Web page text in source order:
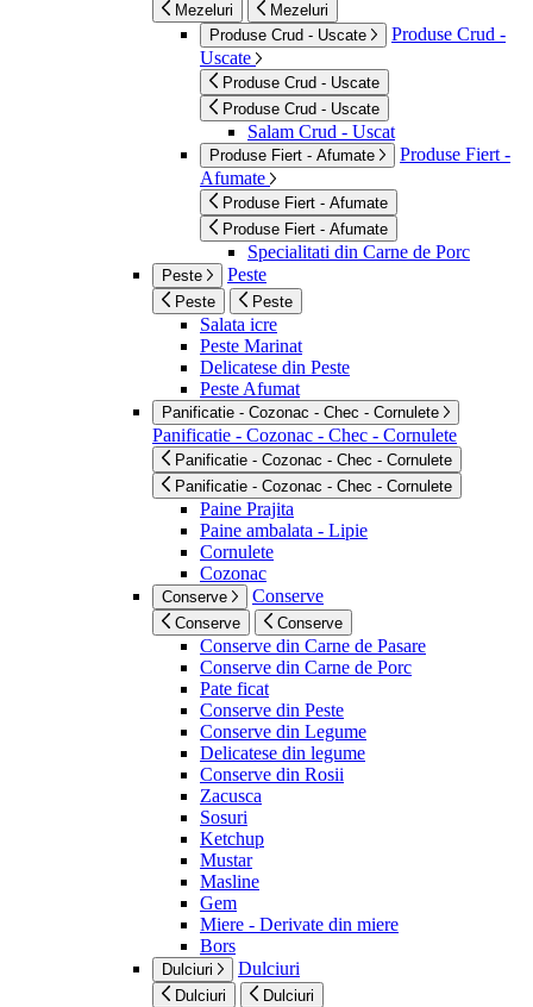
Mezeluri
Mezeluri
Produse Crud - Uscate
Produse Crud -
Uscate
Produse Crud - Uscate
Produse Crud - Uscate
Salam Crud - Uscat
Produse Fiert - Afumate
Produse Fiert -
Afumate
Produse Fiert - Afumate
Produse Fiert - Afumate
Specialitati din Carne de Porc
Peste Peste
Peste Peste
Salata icre
Peste Marinat
Delicatese din Peste
Peste Afumat
Panificatie - Cozonac - Chec - Cornulete
Panificatie - Cozonac - Chec - Cornulete
Panificatie - Cozonac - Chec - Cornulete
Panificatie - Cozonac - Chec - Cornulete
Paine Prajita
Paine ambalata - Lipie
Cornulete
Cozonac
Conserve Conserve
Conserve Conserve
Conserve din Carne de Pasare
Conserve din Carne de Porc
Pate ficat
Conserve din Peste
Conserve din Legume
Delicatese din legume
Conserve din Rosii
Zacusca
Sosuri
Ketchup
Mustar
Masline
Gem
Miere - Derivate din miere
Bors
Dulciuri Dulciuri
Dulciuri Dulciuri